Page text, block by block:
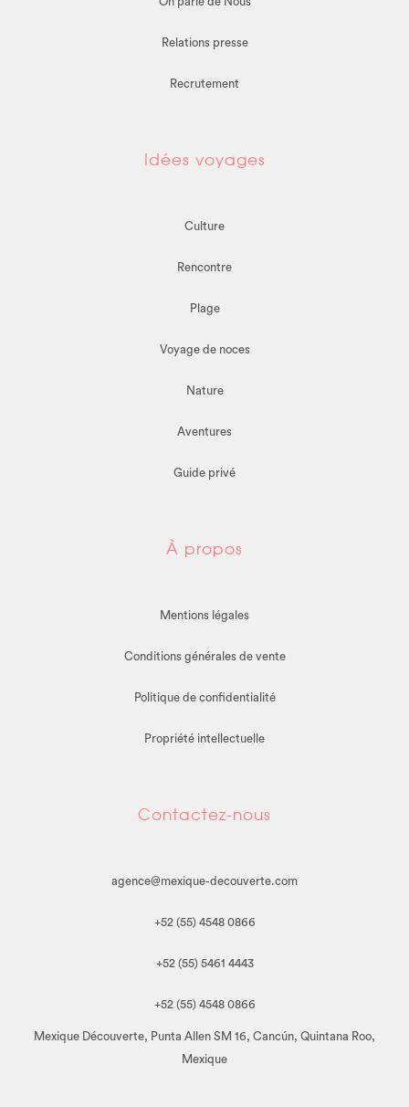
Relations presse
Recrutement
Idées voyages
Culture
Rencontre
Plage
Voyage de noces
Nature
Aventures
Guide privé
À propos
Mentions légales
Conditions générales de vente
Politique de confidentialité
Propriété intellectuelle
Contactez-nous
agence@mexique-decouverte.com
+52 (55) 4548 0866
+52 (55) 5461 4443
+52 (55) 4548 0866
Mexique Découverte, Punta Allen SM 16, Cancún, Quintana Roo,
Mexique